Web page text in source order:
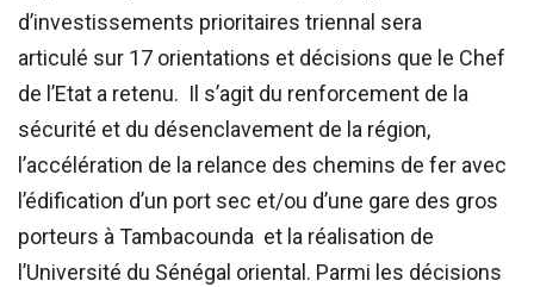
d’investissements prioritaires triennal sera
articulé sur 17 orientations et décisions que le Chef
de l’Etat a retenu. Il s’agit du renforcement de la
sécurité et du désenclavement de la région,
l’accélération de la relance des chemins de fer avec
l’édification d’un port sec et/ou d’une gare des gros
porteurs à Tambacounda et la réalisation de
l’Université du Sénégal oriental. Parmi les décisions